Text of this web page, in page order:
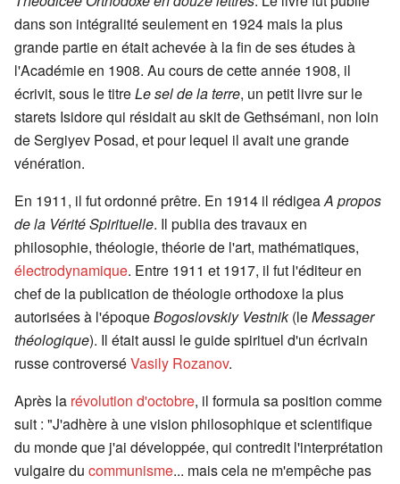
dans son intégralité seulement en 1924 mais la plus
grande partie en était achevée à la fin de ses études à
l'Académie en 1908. Au cours de cette année 1908, il
écrivit, sous le titreLe sel de la terre, un petit livre sur le
starets Isidore qui résidait au skit de Gethsémani, non loin
de Sergiyev Posad, et pour lequel il avait une grande
vénération.
En 1911, il fut ordonné prêtre. En 1914 il rédigeaA propos
de la Vérité Spirituelle. Il publia des travaux en
philosophie, théologie, théorie de l'art, mathématiques,
électrodynamique. Entre 1911 et 1917, il fut l'éditeur en
chef de la publication de théologie orthodoxe la plus
autorisées à l'époqueBogoslovskiy Vestnik(leMessager
théologique). Il était aussi le guide spirituel d'un écrivain
russe controverséVasily Rozanov.
Après la révolution d'octobre, il formula sa position comme
suit : "J'adhère à une vision philosophique et scientifique
du monde que j'ai développée, qui contredit l'interprétation
vulgaire du communisme... mais cela ne m'empêche pas